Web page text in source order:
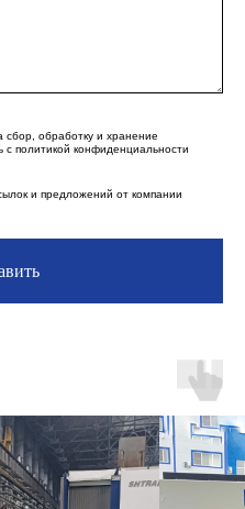
сбор, обработку и хранение
политикой конфиденциальности
и предложений от компании